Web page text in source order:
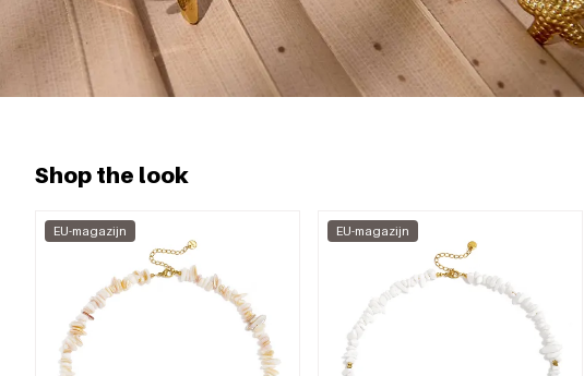
Shop the look
EU-magazijn EU-magazijn